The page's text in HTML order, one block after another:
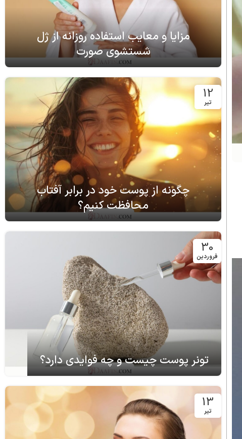
مزایا و معایب استفاده روزانه از ژل
شستشوی صورت
12
تیر
چگونه از پوست خود در برابر آفتاب
محافظت کنیم؟
30
فروردین
تونر پوست چیست و چه فوایدی دارد؟
13
تیر